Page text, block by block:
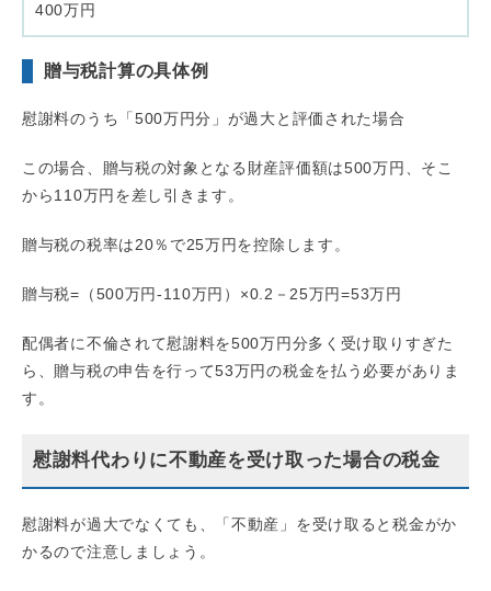
400万円
贈与税計算の具体例
慰謝料のうち「500万円分」が過大と評価された場合
この場合、贈与税の対象となる財産評価額は500万円、そこ
から110万円を差し引きます。
贈与税の税率は20％で25万円を控除します。
贈与税=（500万円-110万円）×0.2－25万円=53万円
配偶者に不倫されて慰謝料を500万円分多く受け取りすぎた
ら、贈与税の申告を行って53万円の税金を払う必要がありま
す。
慰謝料代わりに不動産を受け取った場合の税金
慰謝料が過大でなくても、「不動産」を受け取ると税金がか
かるので注意しましょう。